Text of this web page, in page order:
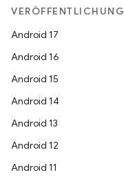
Android 17
Android 16
Android 15
Android 14
Android 13
Android 12
Android 11